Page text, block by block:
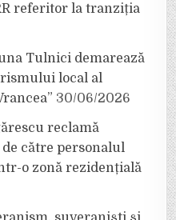
referitor la tranziția
Tulnici demarează
local al
30/06/2026
reclamă
către personalul
o zonă rezidențială